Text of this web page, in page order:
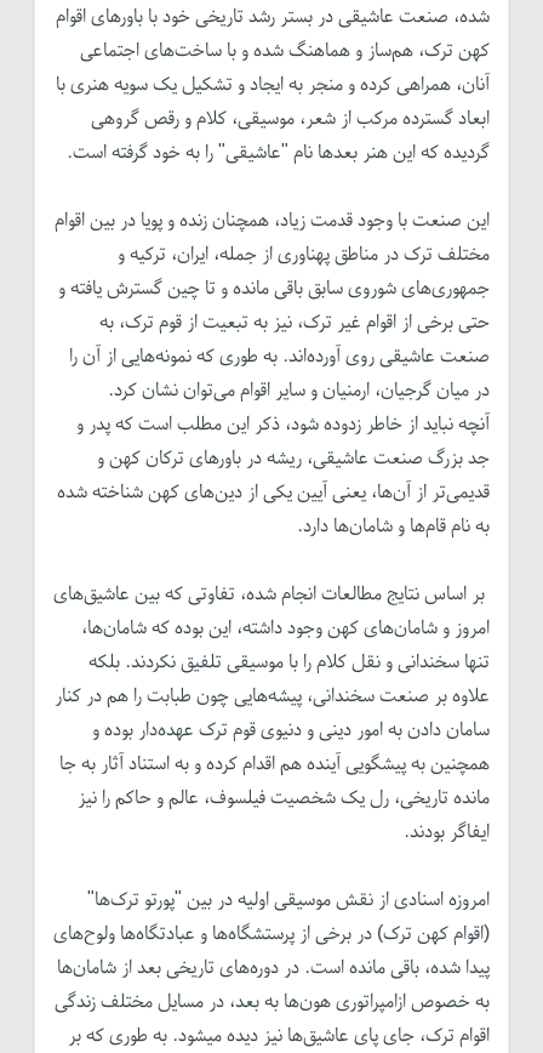
شده، صنعت عاشیقی در بستر رشد تاریخی خود با باورهای اقوام
کهن ترک، هم‌ساز و هماهنگ شده و با ساخت‌های اجتماعی
آنان، همراهی کرده و منجر به ایجاد و تشکیل یک سویه هنری با
ابعاد گسترده‌‌ مرکب از شعر، موسیقی، کلام و رقص گروهی
گردیده که این هنر بعدها نام "عاشیقی" را به خود گرفته است.
این صنعت با وجود قدمت زیاد، همچنان زنده و پویا در بین اقوام
مختلف ترک در مناطق پهناوری از جمله، ایران، ترکیه و
جمهوری‌های شوروی سابق باقی مانده و تا چین گسترش یافته و
حتی برخی از اقوام غیر ترک، نیز به تبعیت از قوم ترک، به
صنعت عاشیقی روی آورده‌اند. به طوری که نمونه‌هایی از آن را
در میان گرجیان، ارمنیان و سایر اقوام می‌توان نشان کرد.
آنچه نباید از خاطر زدوده شود، ذکر این مطلب است که پدر و
جد بزرگ صنعت عاشیقی، ریشه در باورهای ترکان کهن و
قدیمی‌تر از آن‌ها، یعنی آیین یکی از دین‌های کهن شناخته شده
به نام قام‌ها و شامان‌ها دارد.
بر اساس نتایج مطالعات انجام شده، تفاوتی که بین عاشیق‌های
امروز و شامان‌های کهن وجود داشته، این بوده که شامان‌ها،
تنها سخندانی و نقل کلام را با موسیقی تلفیق نکردند. بلکه
علاوه بر صنعت سخندانی، پیشه‌هایی چون طبابت را هم در کنار
سامان دادن به امور دینی و دنیوی قوم ترک عهده‌دار بوده و
همچنین به پیشگویی آینده هم اقدام کرده و به استناد آثار به جا
مانده تاریخی، رل یک شخصیت فیلسوف، عالم و حاکم را نیز
ایفا‌گر بودند.
امروزه اسنادی از نقش موسیقی اولیه در بین "پورتو ترک‌ها"
(اقوام کهن ترک) در برخی از پرستشگاه‌ها و عبادتگاه‌ها ولوح‌های
پیدا شده، باقی مانده است. در دوره‌های تاریخی بعد از شامان‌ها
به خصوص ازامپراتوری هون‌ها به بعد، در مسایل مختلف زندگی
اقوام ترک، جای پای عاشیق‌ها نیز دیده میشود. به طوری که بر